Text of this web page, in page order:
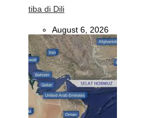
tiba di Dili
August 6, 2026